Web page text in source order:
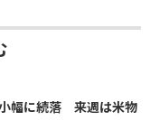
小幅に続落 来週は米物